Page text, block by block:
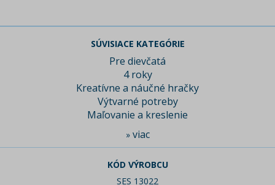
SÚVISIACE KATEGÓRIE
Pre dievčatá
4 roky
Kreatívne a náučné hračky
Výtvarné potreby
Maľovanie a kreslenie
» viac
KÓD VÝROBCU
SES 13022